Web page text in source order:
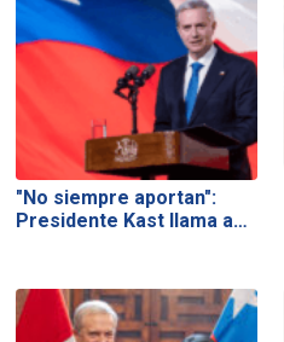
"No siempre aportan":
Presidente Kast llama a…